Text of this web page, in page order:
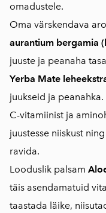
omadustele.
Oma värskendava
aurantium bergamia
juuste ja peanaha
Yerba Mate
juukseid ja peanahka.
C-vitamiinist ja
juustesse niiskust
ravida.
Looduslik palsam
täis asendamatuid
taastada läike,